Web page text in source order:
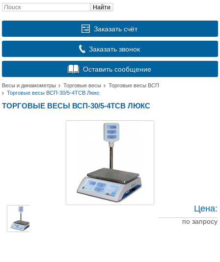
Найти
Заказать счёт
Заказать звонок
Оставить сообщение
Весы и динамометры Торговые весы
Торговые весы ВСП
Торговые весы ВСП-30/5-4ТСВ Люкс
ТОРГОВЫЕ ВЕСЫ ВСП-30/5-4ТСВ ЛЮКС
Цена:
по запросу